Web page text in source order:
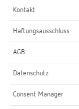
Kontakt
Haftungsausschluss
AGB
Datenschutz
Consent Manager